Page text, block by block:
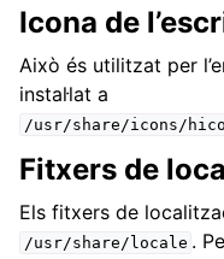
navigation of Crear
navigation of Aparença
navigation of Contribuir
Icona de
Això és utilitzat per
instal·lat a
/usr/share/icons/
Fitxers de
Els fitxers de
/usr/share/locale .